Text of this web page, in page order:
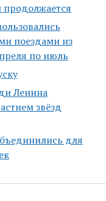
продолжается
поездами из
по июль
Ленина
звёзд
для